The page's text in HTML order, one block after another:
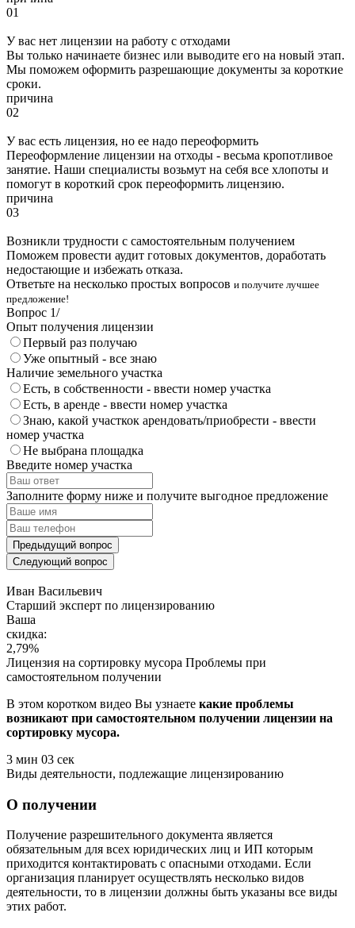
01
У вас нет лицензии на работу с отходами
Вы только начинаете бизнес или выводите его на новый этап.
Мы поможем оформить разрешающие документы за короткие
сроки.
причина
02
У вас есть лицензия, но ее надо переоформить
Переоформление лицензии на отходы - весьма кропотливое
занятие. Наши специалисты возьмут на себя все хлопоты и
помогут в короткий срок переоформить лицензию.
причина
03
Возникли трудности с самостоятельным получением
Поможем провести аудит готовых документов, доработать
недостающие и избежать отказа.
Ответьте на несколько простых вопросов и получите лучшее
предложение!
Вопрос 1/
Опыт получения лицензии
Первый раз получаю
Уже опытный - все знаю
Наличие земельного участка
Есть, в собственности - ввести номер участка
Есть, в аренде - ввести номер участка
Знаю, какой участкок арендовать/приобрести - ввести
номер участка
Не выбрана площадка
Введите номер участка
Заполните форму ниже и получите выгодное предложение
Предыдущий вопрос
Следующий вопрос
Иван Васильевич
Cтарший эксперт по лицензированию
Ваша
скидка:
2,79%
Лицензия на сортировку мусора Проблемы при
самостоятельном получении
В этом коротком видео Вы узнаете какие проблемы
возникают при самостоятельном получении лицензии на
сортировку мусора.
3 мин 03 сек
Виды деятельности, подлежащие лицензированию
О получении
Получение разрешительного документа является
обязательным для всех юридических лиц и ИП которым
приходится контактировать с опасными отходами. Если
организация планирует осуществлять несколько видов
деятельности, то в лицензии должны быть указаны все виды
этих работ.